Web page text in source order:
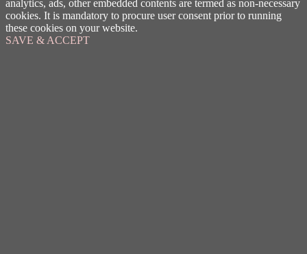
analytics, ads, other embedded contents are termed as non-necessary
cookies. It is mandatory to procure user consent prior to running
these cookies on your website.
SAVE & ACCEPT